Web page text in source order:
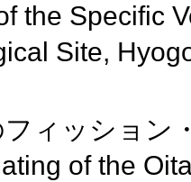
the Specific
Site,
フィッション
of the